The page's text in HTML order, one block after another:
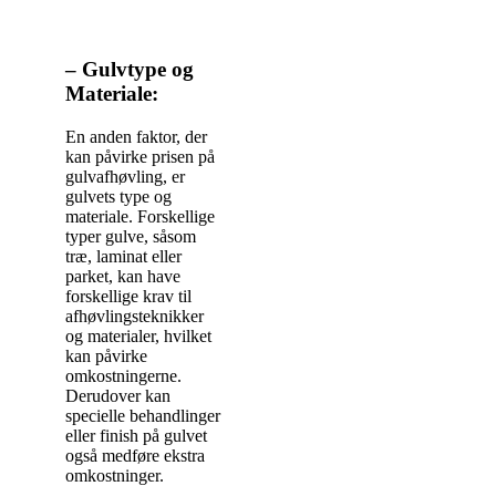
– Gulvtype og
Materiale:
En anden faktor, der
kan påvirke prisen på
gulvafhøvling, er
gulvets type og
materiale. Forskellige
typer gulve, såsom
træ, laminat eller
parket, kan have
forskellige krav til
afhøvlingsteknikker
og materialer, hvilket
kan påvirke
omkostningerne.
Derudover kan
specielle behandlinger
eller finish på gulvet
også medføre ekstra
omkostninger.